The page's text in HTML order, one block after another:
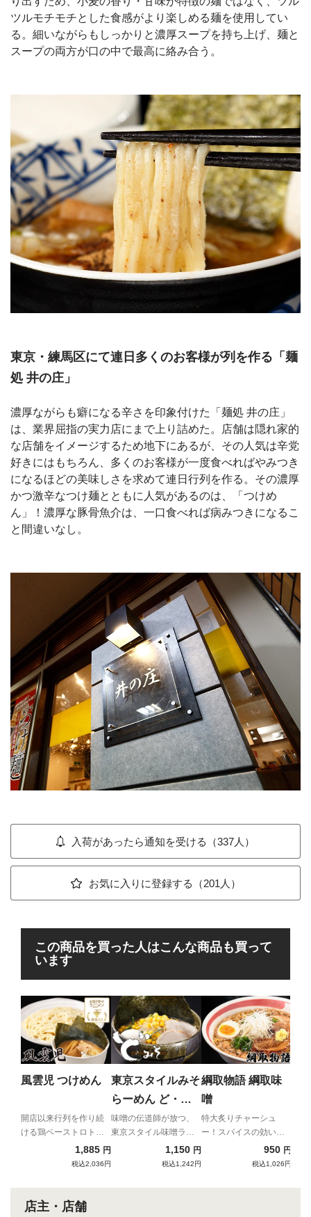
ツルモチモチとした食感がより楽しめる麺を使用してい
る。細いながらもしっかりと濃厚スープを持ち上げ、麺と
スープの両方が口の中で最高に絡み合う。
東京・練馬区にて連日多くのお客様が列を作る「麺
処 井の庄」
濃厚ながらも癖になる辛さを印象付けた「麺処 井の庄」
は、業界屈指の実力店にまで上り詰めた。店舗は隠れ家的
な店舗をイメージするため地下にあるが、その人気は辛党
好きにはもちろん、多くのお客様が一度食べればやみつき
になるほどの美味しさを求めて連日行列を作る。その濃厚
かつ激辛なつけ麺とともに人気があるのは、「つけめ
ん」！濃厚な豚骨魚介は、一口食べれば病みつきになるこ
と間違いなし。
入荷があったら通知を受ける（337人）
お気に入りに登録する（201人）
この商品を買った人はこんな商品も買って
います
風雲児 つけめん
開店以来行列を作り続
ける鶏ベーストロトロ
1,885 円
税込2,036円
東京スタイルみそ
らーめん ど・み
そ 特みそこって
り
味噌の伝道師が放つ、
東京スタイル味噌ラー
1,150 円
税込1,242円
綱取物語 綱取味
噌
特大炙りチャーシュ
ー！スパイスの効いた
950 円
税込1,026円
店主・店舗